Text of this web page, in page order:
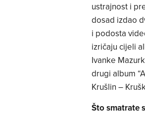
ustrajnost i
dosad izdao
i podosta
izričaju cijeli
Ivanke
drugi album
Krušlin –
Što smatrate